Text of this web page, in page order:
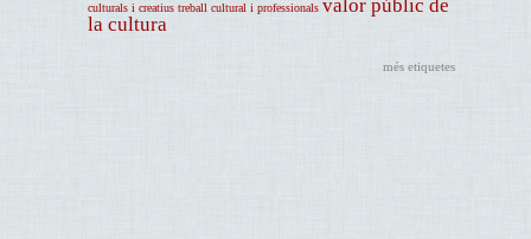
culturals i creatius treball cultural i professionals valor públic de
la cultura
més etiquetes